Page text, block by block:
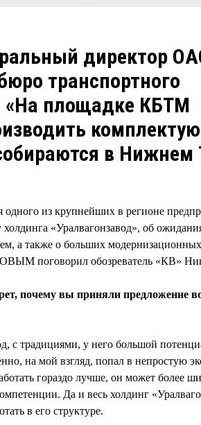
директор
транспортного
«На площадке КБТМ
в Нижнем
из крупнейших в регионе
холдинга «Уралвагонзавод», об
а также о больших
поговорил обозреватель «КВ»
почему вы приняли предложение
с традициями, у него большой
на мой взгляд, попал в непростую
гораздо лучше, он может более
Да и весь холдинг
в его структуре.